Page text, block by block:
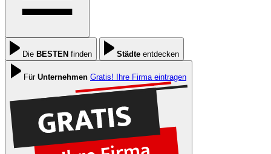
Die BESTEN finden Städte entdecken
Für Unternehmen Gratis! Ihre Firma eintragen